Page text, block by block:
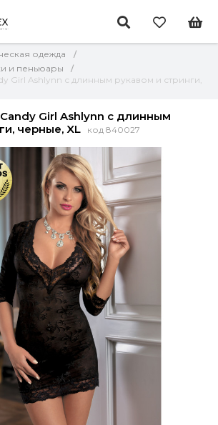
одежда
и пеньюары
Girl Ashlynn с длинным рукавом и стринги,
Girl Ashlynn с длинным
черные, XL
код 840027